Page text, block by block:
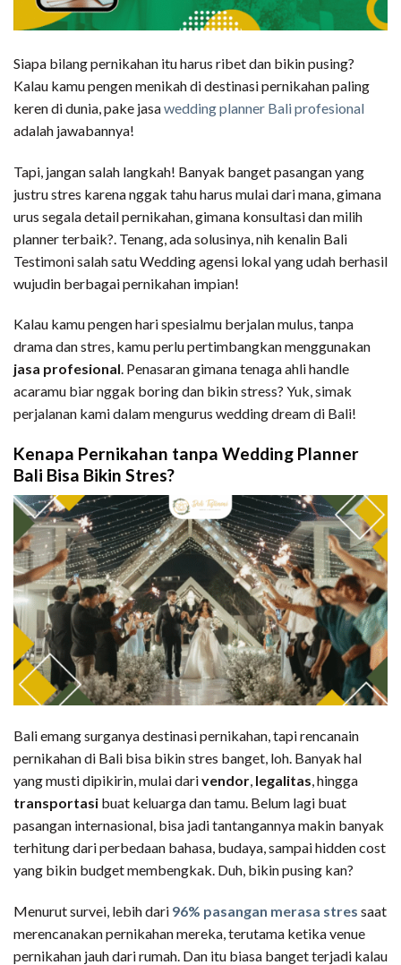
Siapa bilang pernikahan itu harus ribet dan bikin pusing?
Kalau kamu pengen menikah di destinasi pernikahan paling
keren di dunia, pake jasawedding planner Bali profesional
adalah jawabannya!
Tapi, jangan salah langkah! Banyak banget pasangan yang
justru stres karena nggak tahu harus mulai dari mana, gimana
urus segala detail pernikahan, gimana konsultasi dan milih
planner terbaik?. Tenang, ada solusinya, nih kenalin Bali
Testimoni salah satu Wedding agensi lokal yang udah berhasil
wujudin berbagai pernikahan impian!
Kalau kamu pengen hari spesialmu berjalan mulus, tanpa
drama dan stres, kamu perlu pertimbangkan menggunakan
jasa profesional. Penasaran gimana tenaga ahli handle
acaramu biar nggak boring dan bikin stress? Yuk, simak
perjalanan kami dalam mengurus wedding dream di Bali!
Kenapa Pernikahan tanpa Wedding Planner
Bali Bisa Bikin Stres?
Bali emang surganya destinasi pernikahan, tapi rencanain
pernikahan di Bali bisa bikin stres banget, loh. Banyak hal
yang musti dipikirin, mulai darivendor, legalitas, hingga
transportasi buat keluarga dan tamu. Belum lagi buat
pasangan internasional, bisa jadi tantangannya makin banyak
terhitung dari perbedaan bahasa, budaya, sampai hidden cost
yang bikin budget membengkak. Duh, bikin pusing kan?
Menurut survei, lebih dari 96% pasangan merasa stres saat
merencanakan pernikahan mereka, terutama ketika venue
pernikahan jauh dari rumah. Dan itu biasa banget terjadi kalau